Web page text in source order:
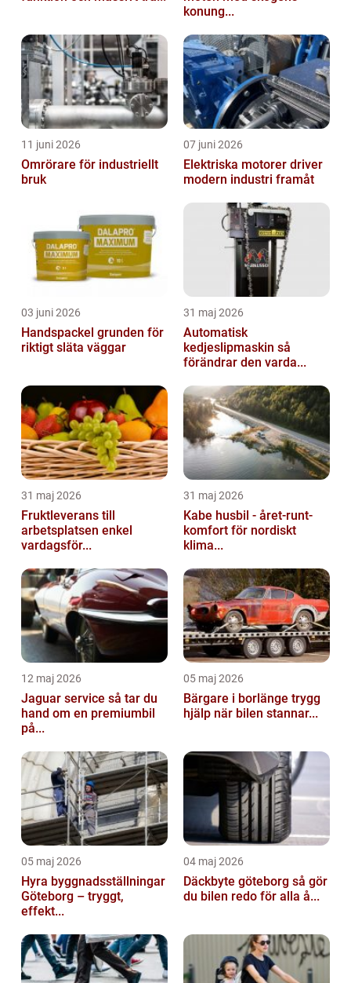
konung...
11 juni 2026
Omrörare för industriellt
bruk
07 juni 2026
Elektriska motorer driver
modern industri framåt
03 juni 2026
Handspackel grunden för
riktigt släta väggar
31 maj 2026
Automatisk
kedjeslipmaskin så
förändrar den varda...
31 maj 2026
Fruktleverans till
arbetsplatsen enkel
vardagsför...
31 maj 2026
Kabe husbil - året-runt-
komfort för nordiskt
klima...
12 maj 2026
Jaguar service så tar du
hand om en premiumbil
på...
05 maj 2026
Bärgare i borlänge trygg
hjälp när bilen stannar...
05 maj 2026
Hyra byggnadsställningar
Göteborg – tryggt,
effekt...
04 maj 2026
Däckbyte göteborg så gör
du bilen redo för alla å...